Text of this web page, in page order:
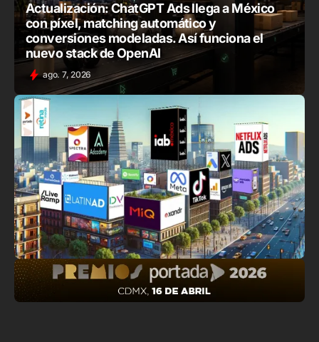
Actualización: ChatGPT Ads llega a México
con píxel, matching automático y
conversiones modeladas. Así funciona el
nuevo stack de OpenAI
ago. 7, 2026